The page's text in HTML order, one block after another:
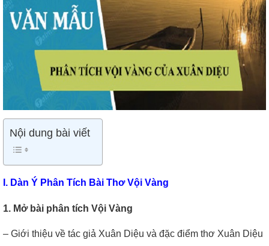
Nội dung bài viết
I. Dàn Ý Phân Tích Bài Thơ Vội Vàng
1. Mở bài phân tích Vội Vàng
– Giới thiệu về tác giả Xuân Diệu và đặc điểm thơ Xuân Diệu